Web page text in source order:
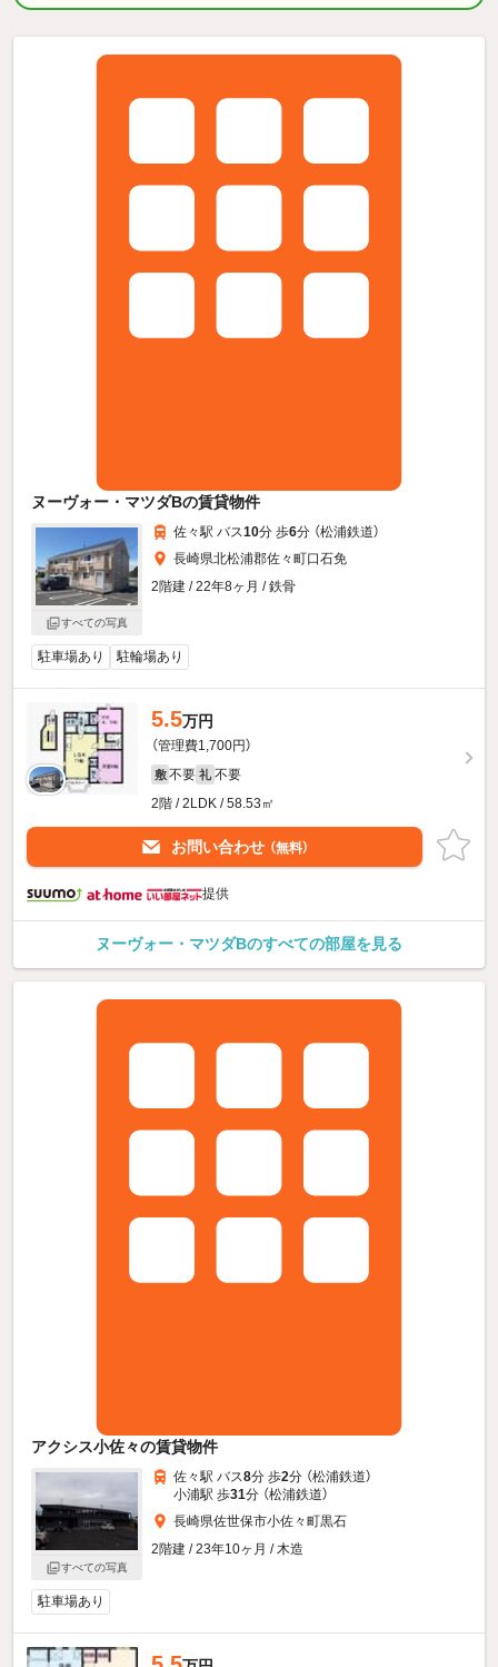
ヌーヴォー・マツダBの賃貸物件
すべての写真
佐々駅 バス10分 歩6分 （松浦鉄道）
長崎県北松浦郡佐々町口石免
2階建 / 22年8ヶ月 / 鉄骨
駐車場あり 駐輪場あり
5.5万円
（管理費1,700円）
敷 不要 礼 不要
2階 / 2LDK / 58.53㎡
お問い合わせ （無料）
提供
ヌーヴォー・マツダBのすべての部屋を見る
アクシス小佐々の賃貸物件
すべての写真
佐々駅 バス8分 歩2分 （松浦鉄道）
小浦駅 歩31分 （松浦鉄道）
長崎県佐世保市小佐々町黒石
2階建 / 23年10ヶ月 / 木造
駐車場あり